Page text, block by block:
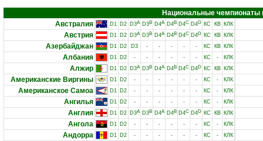
Национальные чемпионаты
Австралия
D1 D2 D3A D3B D4A D4B D4C D4D КС КВ КЛК
Австрия D1 D2 D3A D3B D4A D4B D4C D4D КС КВ КЛК
Азербайджан D1 D2 D3 - - - - - КС КВ КЛК
Албания D1 D2 - - - - - - КС - КЛК
Алжир D1 D2 D3A D3B D4A D4B D4C D4D КС КВ КЛК
Американские Виргины D1 D2 - - - - - - КС - КЛК
Американское Самоа D1 D2 - - - - - - КС - КЛК
Ангилья D1 D2 - - - - - - КС - КЛК
Англия D1 D2 D3A D3B D4A D4B D4C D4D КС КВ КЛК
Ангола D1 D2 - - - - - - КС - КЛК
Андорра D1 D2 - - - - - - КС - КЛК